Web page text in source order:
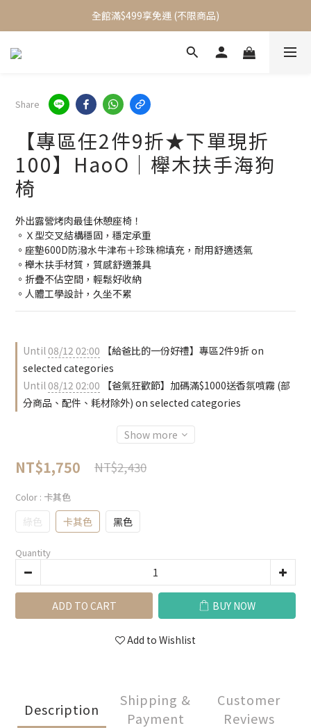
加入會員立即送$100元購物金
全館滿$499享免運 (不限商品)
加入會員立即送$100元購物金
Share
【專區任2件9折★下單現折
100】HaoO｜櫸木扶手海狗
椅
外出露營烤肉最佳休憩座椅！
。Ｘ型交叉結構穩固，穩定承重
。座墊600D防潑水牛津布＋珍珠棉填充，耐用舒適透氣
。櫸木扶手材質，質感舒適兼具
。折疊不佔空間，輕鬆好收納
。人體工學設計，久坐不累
Until08/12 02:00 【給爸比的一份好禮】專區2件9折 on
selected categories
Until08/12 02:00 【爸氣狂歡節】加碼滿$1000送香氛噴霧 (部
分商品、配件、耗材除外) on selected categories
Show more
NT$1,750 NT$2,430
Color : 卡其色
綠色 卡其色 黑色
Quantity
ADD TO CART BUY NOW
Add to Wishlist
Description
Shipping &
Payment
Customer
Reviews